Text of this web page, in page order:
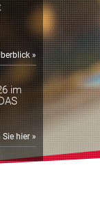
»
im
hier »